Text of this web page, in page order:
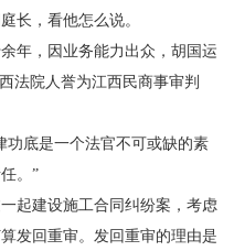
长，看他怎么说。
，因业务能力出众，胡国运
法院人誉为江西民商事审判
底是一个法官不可或缺的素
。”
建设施工合同纠纷案，考虑
发回重审。发回重审的理由是